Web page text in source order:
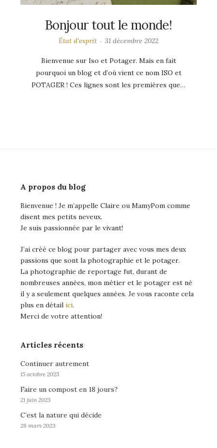
Bonjour tout le monde!
État d'esprit 31 décembre 2022
Bienvenue sur Iso et Potager. Mais en fait
pourquoi un blog et d’où vient ce nom ISO et
POTAGER ! Ces lignes sont les premières que…
A propos du blog
Bienvenue ! Je m’appelle Claire ou MamyPom comme
disent mes petits neveux.
Je suis passionnée par le vivant!
J’ai créé ce blog pour partager avec vous mes deux
passions que sont la photographie et le potager.
La photographie de reportage fut, durant de
nombreuses années, mon métier et le potager est né
il y a seulement quelques années. Je vous raconte cela
plus en détail ici.
Merci de votre attention!
Articles récents
Continuer autrement
15 octobre 2025
Faire un compost en 18 jours?
21 juin 2023
C’est la nature qui décide
28 mars 2023